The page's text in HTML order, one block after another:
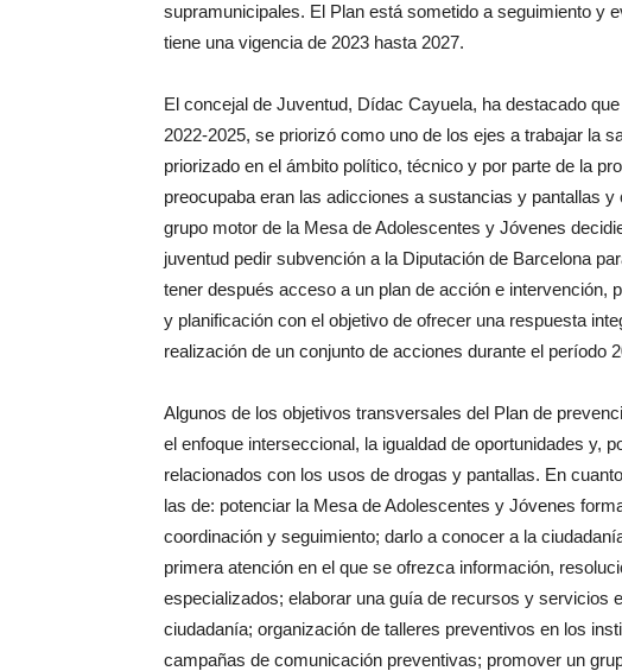
supramunicipales. El Plan está sometido a seguimiento y
tiene una vigencia de 2023 hasta 2027.
El concejal de Juventud, Dídac Cayuela, ha destacado
2022-2025, se priorizó como uno de los ejes a trabajar la
priorizado en el ámbito político, técnico y por parte de la
preocupaba eran las adicciones a sustancias y pantallas
grupo motor de la Mesa de Adolescentes y Jóvenes
juventud pedir subvención a la Diputación de Barcelona
tener después acceso a un plan de acción e intervención,
y planificación con el objetivo de ofrecer una respuesta
realización de un conjunto de acciones durante el período
Algunos de los objetivos transversales del Plan de
el enfoque interseccional, la igualdad de oportunidades y,
relacionados con los usos de drogas y pantallas. En
las de: potenciar la Mesa de Adolescentes y Jóvenes
coordinación y seguimiento; darlo a conocer a la
primera atención en el que se ofrezca información,
especializados; elaborar una guía de recursos y servicios
ciudadanía; organización de talleres preventivos en los
campañas de comunicación preventivas; promover un